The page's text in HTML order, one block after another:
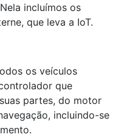
incluímos os
que leva a IoT.
os veículos
que
partes, do motor
incluindo-se